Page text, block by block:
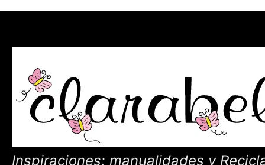
Inspiraciones: manualidades y